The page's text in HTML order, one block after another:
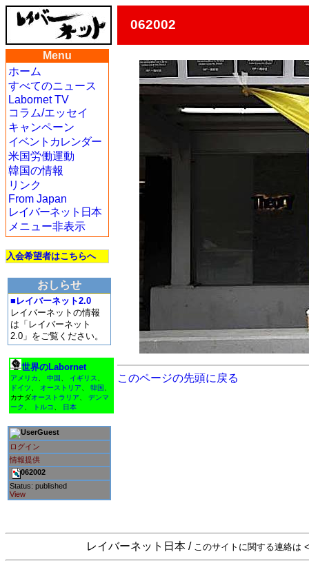
062002
Menu
ホーム
すべてのニュース
Labornet TV
コラム/エッセイ
キャンペーン
イベントカレンダー
米国労働運動
韓国の情報
リンク
From Japan
レイバーネット日本
メニュー非表示
入会希望者はこちらへ
おしらせ
■レイバーネット2.0
レイバーネットの情報
は「レイバーネット
2.0」をご覧ください。
世界のLabornet
アメリカ 中国 イギリス
ドイツ
オーストリア 韓国
カナダオーストラリア
デンマ
ーク
トルコ 日本
Guest
ログイン
情報提供
062002
Status: published
View
このページの先頭に戻る
レイバーネット日本 / このサイトに関する連絡は